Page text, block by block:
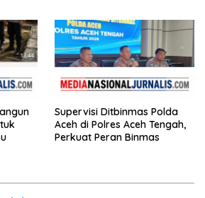
Supervisi Ditbinmas Polda
Aceh di Polres Aceh Tengah,
Perkuat Peran Binmas